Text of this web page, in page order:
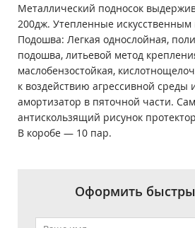
Металлический подносок
200дж. Утепленные искусственным
Подошва: Легкая однослойная,
подошва, литьевой метод
маслобензостойкая,
к воздействию агрессивной среды
амортизатор в пяточной части.
антискользящий рисунок
В коробе ― 10 пар.
Оформить